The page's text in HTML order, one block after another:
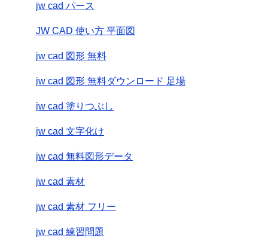
jw cad パース
JW CAD 使い方 平面図
jw cad 図形 無料
jw cad 図形 無料ダウンロード 足場
jw cad 塗りつぶし
jw cad 文字化け
jw cad 無料図形データ
jw cad 素材
jw cad 素材 フリー
jw cad 練習問題